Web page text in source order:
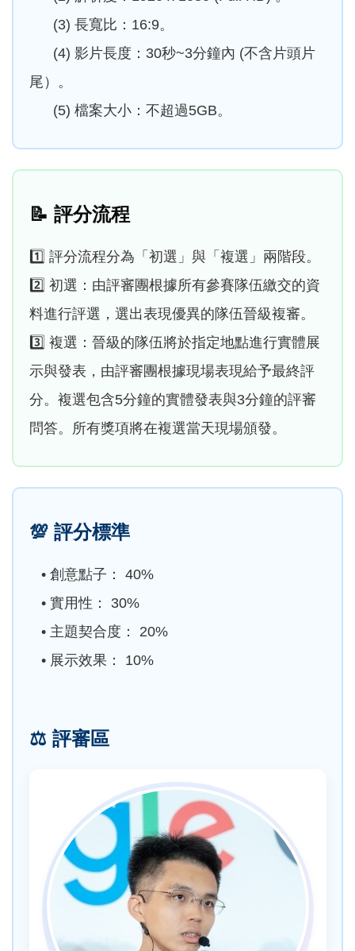
(3) 長寬比：16:9。
(4) 影片長度：30秒~3分鐘內 (不含片頭片
尾）。
(5) 檔案大小：不超過5GB。
📝 評分流程
1️⃣ 評分流程分為「初選」與「複選」兩階段。
2️⃣ 初選：由評審團根據所有參賽隊伍繳交的資
料進行評選，選出表現優異的隊伍晉級複審。
3️⃣ 複選：晉級的隊伍將於指定地點進行實體展
示與發表，由評審團根據現場表現給予最終評
分。複選包含5分鐘的實體發表與3分鐘的評審
問答。所有獎項將在複選當天現場頒發。
💯 評分標準
• 創意點子： 40%
• 實用性： 30%
• 主題契合度： 20%
• 展示效果： 10%
⚖️ 評審區